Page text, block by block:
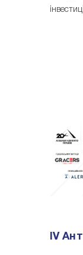
IV